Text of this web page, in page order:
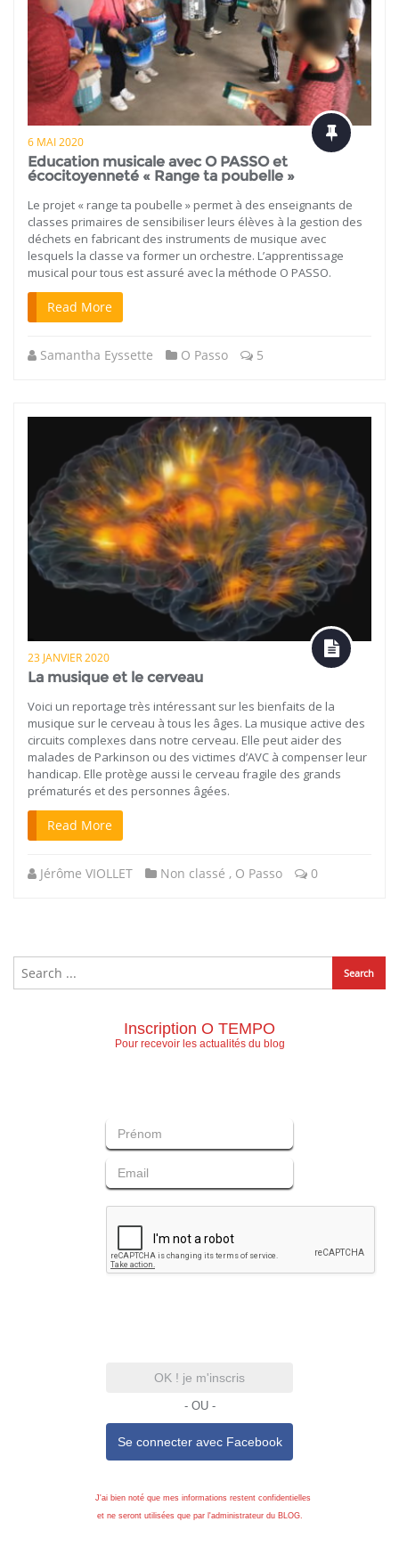
6 MAI 2020
Education musicale avec O PASSO et
écocitoyenneté « Range ta poubelle »
Le projet « range ta poubelle » permet à des enseignants de
classes primaires de sensibiliser leurs élèves à la gestion des
déchets en fabricant des instruments de musique avec
lesquels la classe va former un orchestre. L’apprentissage
musical pour tous est assuré avec la méthode O PASSO.
Read More
Samantha Eyssette O Passo 5
23 JANVIER 2020
La musique et le cerveau
Voici un reportage très intéressant sur les bienfaits de la
musique sur le cerveau à tous les âges. La musique active des
circuits complexes dans notre cerveau. Elle peut aider des
malades de Parkinson ou des victimes d’AVC à compenser leur
handicap. Elle protège aussi le cerveau fragile des grands
prématurés et des personnes âgées.
Read More
Jérôme VIOLLET Non classé , O Passo 0
Inscription O TEMPO
Pour recevoir les actualités du blog
OK ! je m'inscris
- OU -
Se connecter avec Facebook
J'ai bien noté que mes informations restent confidentielles
et ne seront utilisées que par l'administrateur du BLOG.